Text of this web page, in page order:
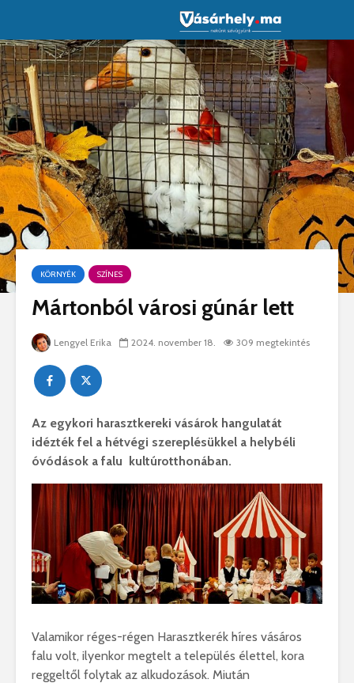
KÖRNYÉK SZÍNES
Mártonból városi gúnár lett
Lengyel Erika 2024. november 18. 309 megtekintés
Az egykori harasztkereki vásárok hangulatát
idézték fel a hétvégi szereplésükkel a helybéli
óvódások a falu kultúrotthonában.
Valamikor réges-régen Harasztkerék híres vásáros
falu volt, ilyenkor megtelt a település élettel, kora
reggeltől folytak az alkudozások. Miután